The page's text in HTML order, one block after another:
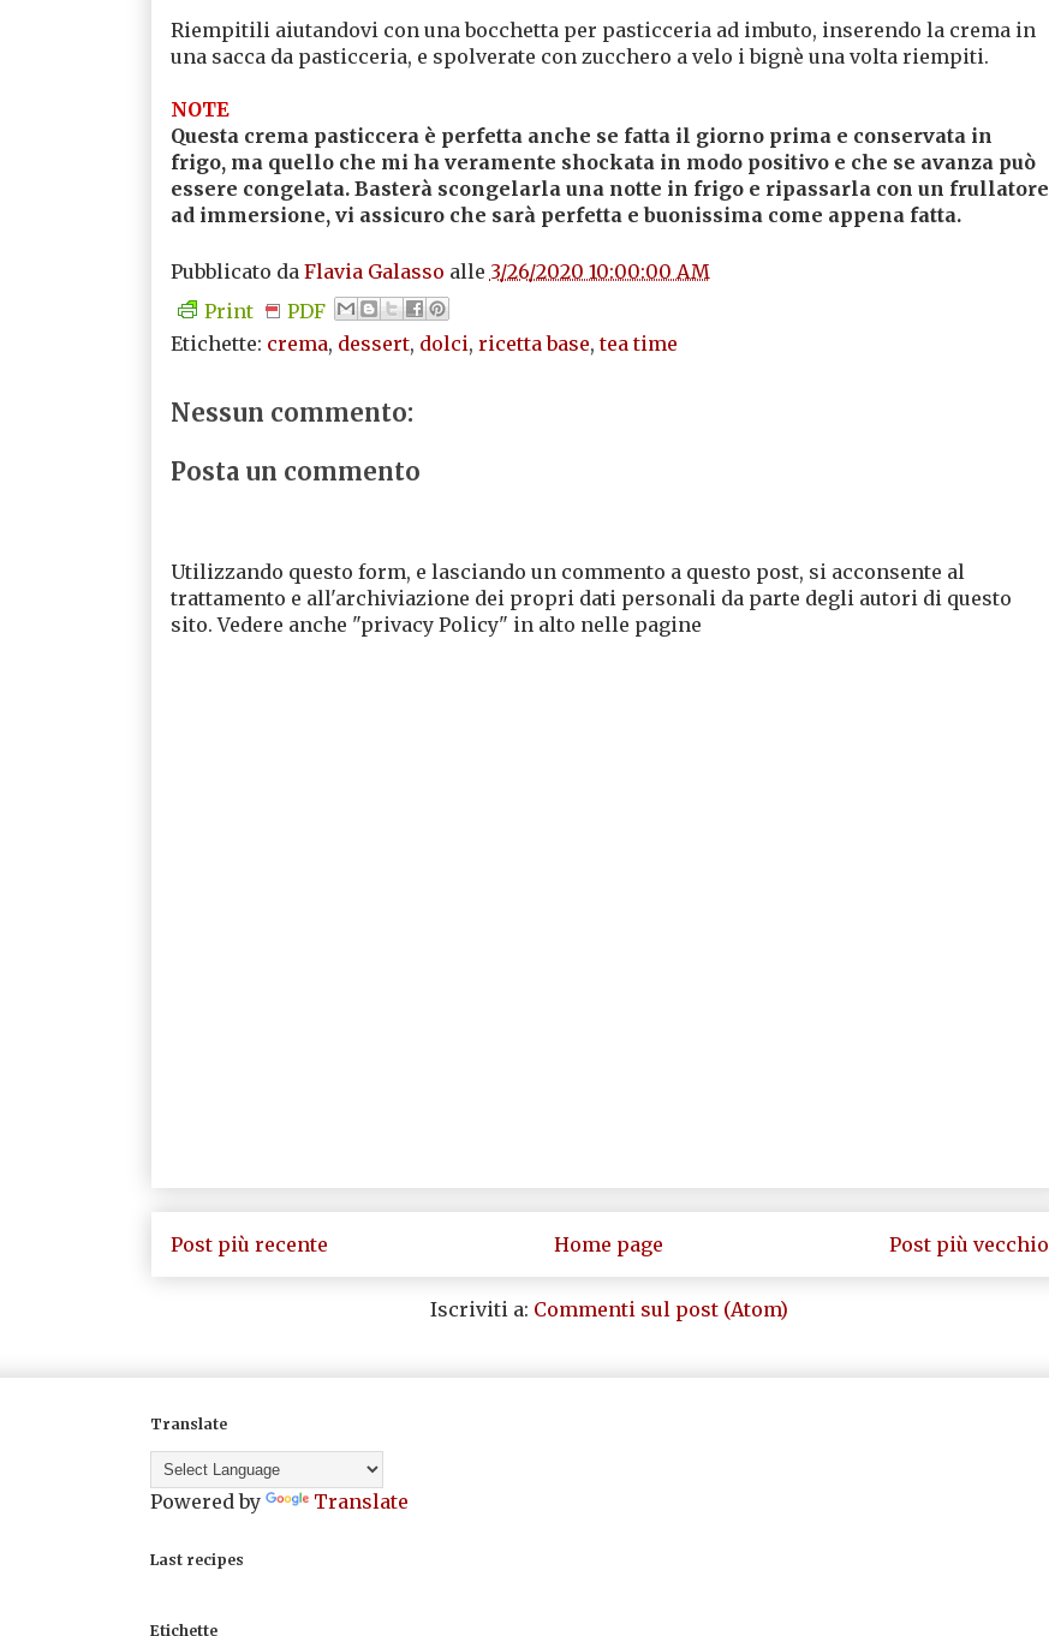
Riempitili aiutandovi con una bocchetta per pasticceria ad imbuto, inserendo la crema in
una sacca da pasticceria, e spolverate con zucchero a velo i bignè una volta riempiti.
NOTE
Questa crema pasticcera è perfetta anche se fatta il giorno prima e conservata in
frigo, ma quello che mi ha veramente shockata in modo positivo e che se avanza può
essere congelata. Basterà scongelarla una notte in frigo e ripassarla con un frullatore
ad immersione, vi assicuro che sarà perfetta e buonissima come appena fatta.
Pubblicato da Flavia Galasso alle 3/26/2020 10:00:00 AM
Print
PDF
Etichette: crema, dessert, dolci, ricetta base,tea time
Nessun commento:
Posta un commento
Utilizzando questo form, e lasciando un commento a questo post, si acconsente al
trattamento e all'archiviazione dei propri dati personali da parte degli autori di questo
sito. Vedere anche "privacy Policy" in alto nelle pagine
Post più recente Post più vecchio
Home page
Iscriviti a: Commenti sul post (Atom)
Translate
Powered by Translate
Last recipes
Etichette